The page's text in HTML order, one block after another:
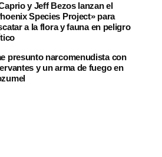
y Jeff Bezos lanzan el
Species Project» para
a la flora y fauna en peligro
presunto narcomenudista con
y un arma de fuego en